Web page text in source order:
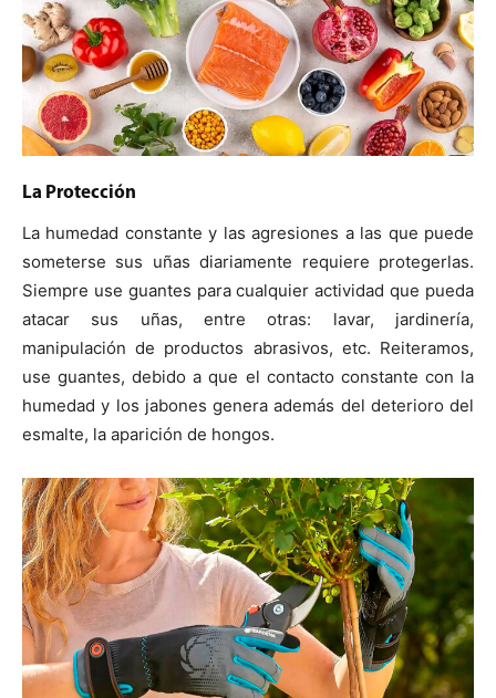
La Protección
La humedad constante y las agresiones a las que puede
someterse sus uñas diariamente requiere protegerlas.
Siempre use guantes para cualquier actividad que pueda
atacar sus uñas, entre otras: lavar, jardinería,
manipulación de productos abrasivos, etc. Reiteramos,
use guantes, debido a que el contacto constante con la
humedad y los jabones genera además del deterioro del
esmalte, la aparición de hongos.